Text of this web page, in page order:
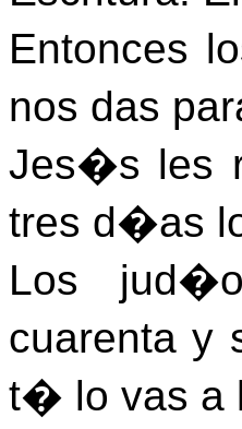
Entonces
nos das
Jes�s les
tres d�as
Los
cuarenta y
t� lo vas a